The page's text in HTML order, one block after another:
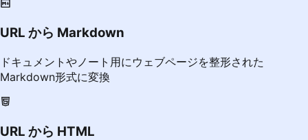
URL から Markdown
ドキュメントやノート用にウェブページを整形された
Markdown形式に変換
URL から HTML